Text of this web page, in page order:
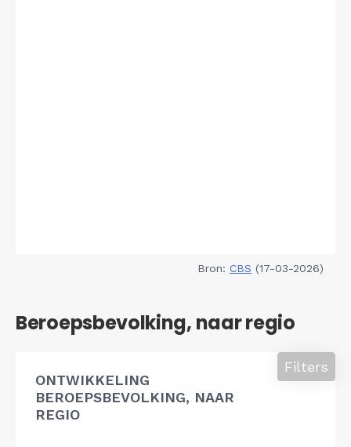
Bron: CBS (17-03-2026)
Beroepsbevolking, naar regio
ONTWIKKELING
BEROEPSBEVOLKING, NAAR
REGIO
Filters